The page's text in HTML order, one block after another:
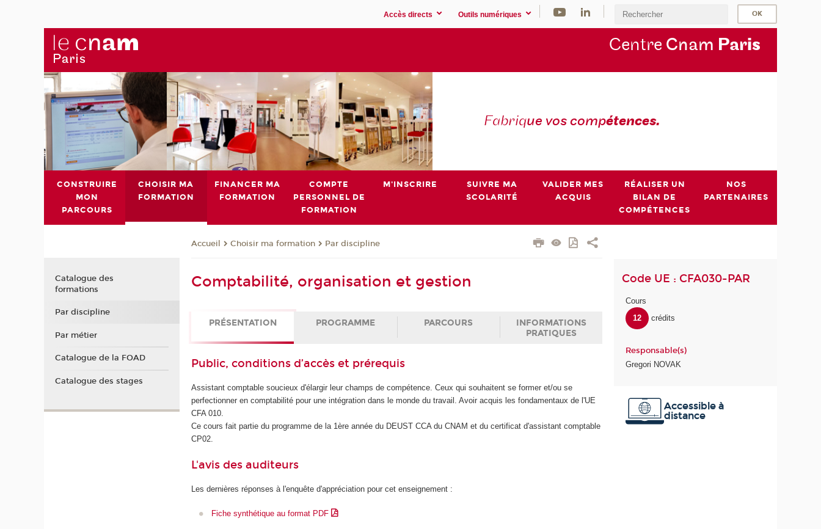
Accès directs Outils numériques
Centre Cnam Paris
Fabrique vos compétences.
CONSTRUIRE
MON
PARCOURS
CHOISIR MA
FORMATION
FINANCER MA
FORMATION
COMPTE
PERSONNEL DE
FORMATION
M'INSCRIRE
SUIVRE MA
SCOLARITÉ
VALIDER MES
ACQUIS
RÉALISER UN
BILAN DE
COMPÉTENCES
NOS
PARTENAIRES
Accueil Choisir ma formation Par discipline
Comptabilité, organisation et gestion
PRÉSENTATION PROGRAMME PARCOURS
INFORMATIONS
PRATIQUES
Public, conditions d’accès et prérequis
Assistant comptable soucieux d'élargir leur champs de compétence. Ceux qui souhaitent se former et/ou se
perfectionner en comptabilité pour une intégration dans le monde du travail. Avoir acquis les fondamentaux de l'UE
CFA 010.
Ce cours fait partie du programme de la 1ère année du DEUST CCA du CNAM et du certificat d'assistant comptable
CP02.
L'avis des auditeurs
Les dernières réponses à l'enquête d'appréciation pour cet enseignement :
Fiche synthétique au format PDF
Code UE : CFA030-PAR
Cours
12
crédits
Responsable(s)
Gregori NOVAK
Accessible à
distance
Catalogue des
formations
Par discipline
Par métier
Catalogue de la FOAD
Catalogue des stages